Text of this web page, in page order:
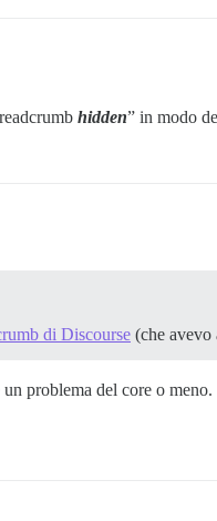
hidden” in modo
di Discourse (che avevo
problema del core o meno.